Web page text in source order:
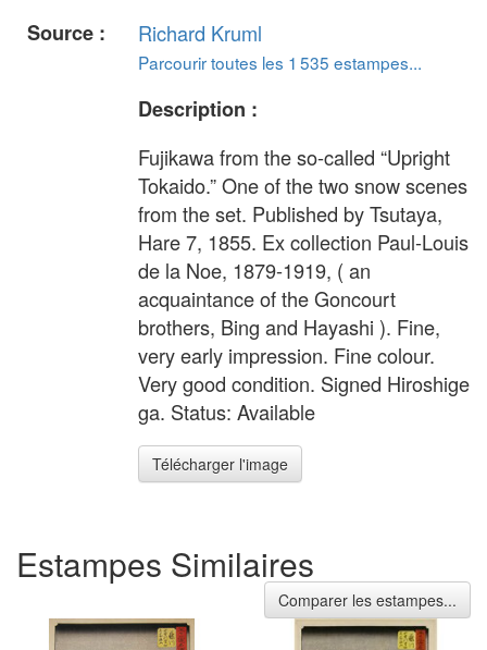
Source :
Richard Kruml
Parcourir toutes les 1 535 estampes...
Description :
Fujikawa from the so-called “Upright
Tokaido.” One of the two snow scenes
from the set. Published by Tsutaya,
Hare 7, 1855. Ex collection Paul-Louis
de la Noe, 1879-1919, ( an
acquaintance of the Goncourt
brothers, Bing and Hayashi ). Fine,
very early impression. Fine colour.
Very good condition. Signed Hiroshige
ga. Status: Available
Télécharger l'image
Estampes Similaires
Comparer les estampes...